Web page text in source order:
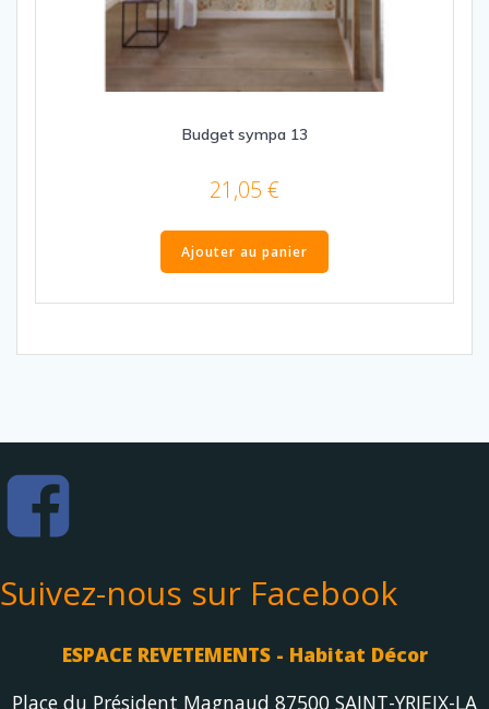
Budget sympa 13
21,05 €
Ajouter au panier
Suivez-nous sur Facebook
ESPACE REVETEMENTS - Habitat Décor
Place du Président Magnaud 87500 SAINT-YRIEIX-LA